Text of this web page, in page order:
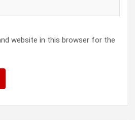
website in this browser for the